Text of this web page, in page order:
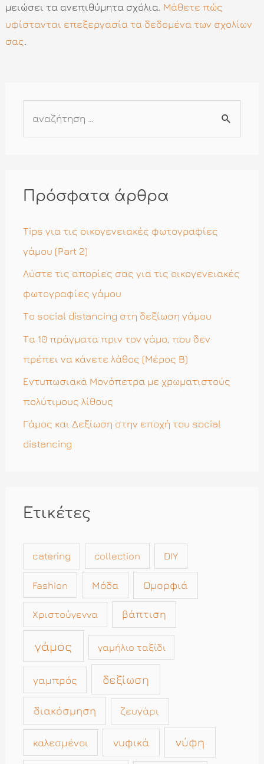
μειώσει τα ανεπιθύμητα σχόλια. Μάθετε πώς
υφίστανται επεξεργασία τα δεδομένα των σχολίων
σας.
ή
η
σ
η
γ
Πρόσφατα άρθρα
Tips για τις οικογενειακές φωτογραφίες
γάμου (Part 2)
Λύστε τις απορίες σας για τις οικογενειακές
φωτογραφίες γάμου
Το social distancing στη δεξίωση γάμου
Τα 10 πράγματα πριν τον γάμο, που δεν
πρέπει να κάνετε λάθος (Μέρος Β)
Εντυπωσιακά Μονόπετρα με χρωματιστούς
πολύτιμους λίθους
Γάμος και Δεξίωση στην εποχή του social
distancing
Ετικέτες
catering collection DIY
Fashion Μόδα Ομορφιά
Χριστούγεννα βάπτιση
γάμος γαμήλιο ταξίδι
γαμπρός δεξίωση
διακόσμηση ζευγάρι
καλεσμένοι νυφικά νύφη